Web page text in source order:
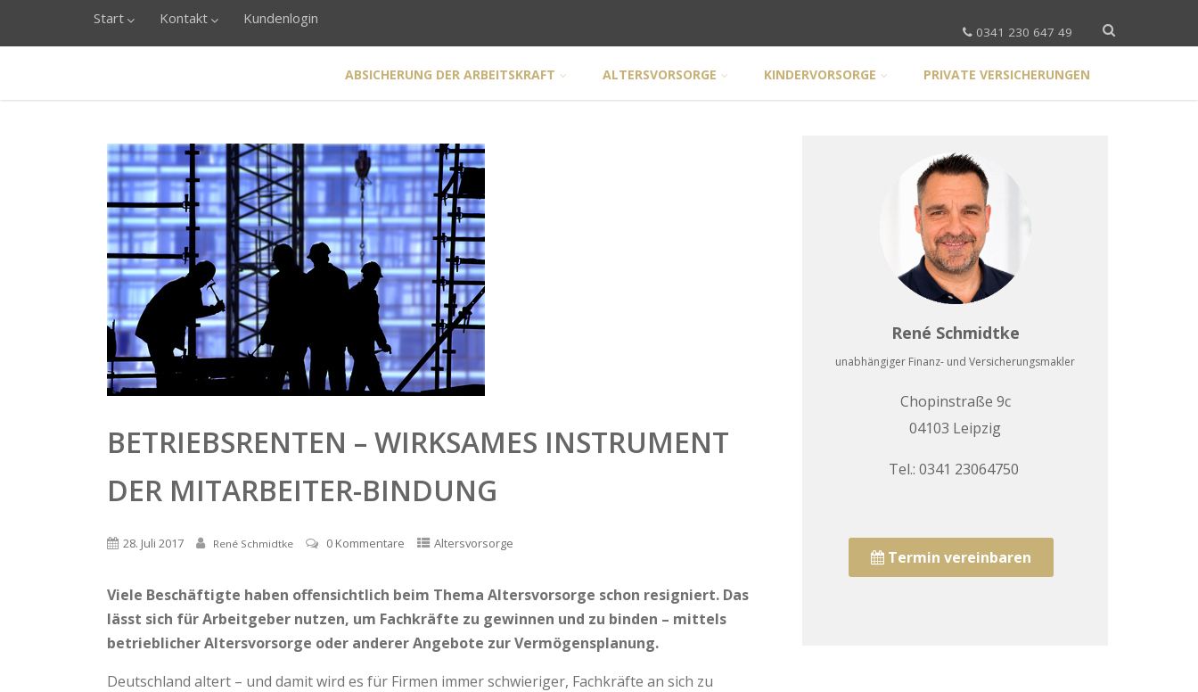
Start Kontakt Kundenlogin
0341 230 647 49
ABSICHERUNG DER ARBEITSKRAFT ALTERSVORSORGE KINDERVORSORGE PRIVATE VERSICHERUNGEN
BETRIEBSRENTEN – WIRKSAMES INSTRUMENT
DER MITARBEITER-BINDUNG
28. Juli 2017 René Schmidtke 0 Kommentare Altersvorsorge
Viele Beschäftigte haben offensichtlich beim Thema Altersvorsorge schon resigniert. Das
lässt sich für Arbeitgeber nutzen, um Fachkräfte zu gewinnen und zu binden – mittels
betrieblicher Altersvorsorge oder anderer Angebote zur Vermögensplanung.
Deutschland altert – und damit wird es für Firmen immer schwieriger, Fachkräfte an sich zu
René Schmidtke
unabhängiger Finanz- und Versicherungsmakler
Chopinstraße 9c
04103 Leipzig
Tel.: 0341 23064750
Termin vereinbaren